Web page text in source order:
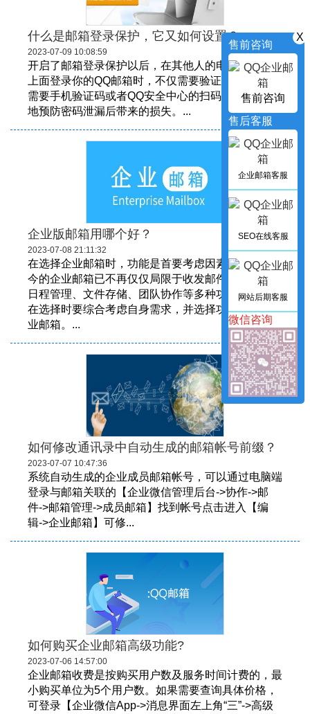
什么是邮箱登录保护，它又如何设置？
2023-07-09 10:08:59
开启了邮箱登录保护以后，在其他人的电脑或者手机
上面登录你的QQ邮箱时，不仅需要验证QQ密码，还
需要手机验证码或者QQ安全中心的扫码验证，有效
地预防密码泄漏后带来的损失。...
企业版邮箱用哪个好？
2023-07-08 21:11:32
在选择企业邮箱时，功能是首要考虑因素之一。现如
今的企业邮箱已不再仅仅局限于收发邮件，更具备了
日程管理、文件存储、团队协作等多种功能。因此，
在选择时要综合考虑自身需求，并选择功能强大的企
业邮箱。...
如何修改通讯录中自动生成的邮箱帐号前缀？
2023-07-07 10:47:36
系统自动生成的企业成员邮箱帐号，可以通过电脑端
登录与邮箱关联的【企业微信管理后台->协作->邮
件->邮箱管理->成员邮箱】找到帐号点击进入【编
辑->企业邮箱】可修...
如何购买企业邮箱高级功能?
2023-07-06 14:57:00
企业邮箱收费是按购买用户数及服务时间计费的，最
小购买单位为5个用户数。如果需要查询具体价格，
可登录【企业微信App->消息界面左上角“三”->高级
X
售前咨询
售前咨询
售后客服
企业邮箱客服
SEO在线客服
网站后期客服
微信咨询